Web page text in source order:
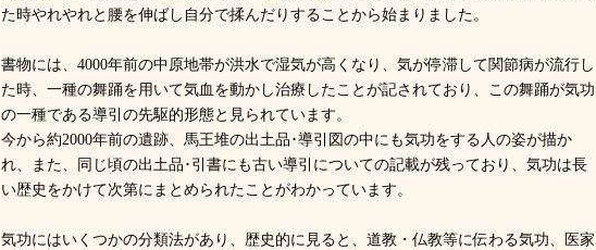
た時やれやれと腰を伸ばし自分で揉んだりすることから始まりました。
書物には、4000年前の中原地帯が洪水で湿気が高くなり、気が停滞して関節病が流行し
た時、一種の舞踊を用いて気血を動かし治療したことが記されており、この舞踊が気功
の一種である導引の先駆的形態と見られています。
今から約2000年前の遺跡、馬王堆の出土品･導引図の中にも気功をする人の姿が描か
れ、また、同じ頃の出土品･引書にも古い導引についての記載が残っており、気功は長
い歴史をかけて次第にまとめられたことがわかっています。
気功にはいくつかの分類法があり、歴史的に見ると、道教・仏教等に伝わる気功、医家